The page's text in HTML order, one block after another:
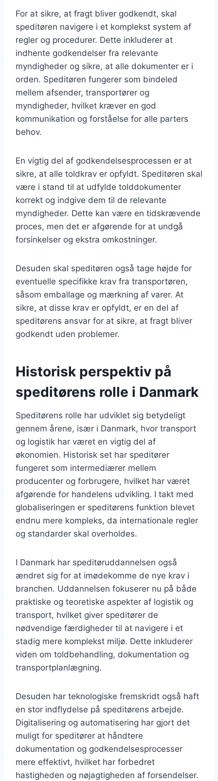
For at sikre, at fragt bliver godkendt, skal
speditøren navigere i et komplekst system af
regler og procedurer. Dette inkluderer at
indhente godkendelser fra relevante
myndigheder og sikre, at alle dokumenter er i
orden. Speditøren fungerer som bindeled
mellem afsender, transportører og
myndigheder, hvilket kræver en god
kommunikation og forståelse for alle parters
behov.
En vigtig del af godkendelsesprocessen er at
sikre, at alle toldkrav er opfyldt. Speditøren skal
være i stand til at udfylde tolddokumenter
korrekt og indgive dem til de relevante
myndigheder. Dette kan være en tidskrævende
proces, men det er afgørende for at undgå
forsinkelser og ekstra omkostninger.
Desuden skal speditøren også tage højde for
eventuelle specifikke krav fra transportøren,
såsom emballage og mærkning af varer. At
sikre, at disse krav er opfyldt, er en del af
speditørens ansvar for at sikre, at fragt bliver
godkendt uden problemer.
Historisk perspektiv på
speditørens rolle i Danmark
Speditørens rolle har udviklet sig betydeligt
gennem årene, især i Danmark, hvor transport
og logistik har været en vigtig del af
økonomien. Historisk set har speditører
fungeret som intermediærer mellem
producenter og forbrugere, hvilket har været
afgørende for handelens udvikling. I takt med
globaliseringen er speditørens funktion blevet
endnu mere kompleks, da internationale regler
og standarder skal overholdes.
I Danmark har speditøruddannelsen også
ændret sig for at imødekomme de nye krav i
branchen. Uddannelsen fokuserer nu på både
praktiske og teoretiske aspekter af logistik og
transport, hvilket giver speditører de
nødvendige færdigheder til at navigere i et
stadig mere komplekst miljø. Dette inkluderer
viden om toldbehandling, dokumentation og
transportplanlægning.
Desuden har teknologiske fremskridt også haft
en stor indflydelse på speditørens arbejde.
Digitalisering og automatisering har gjort det
muligt for speditører at håndtere
dokumentation og godkendelsesprocesser
mere effektivt, hvilket har forbedret
hastigheden og nøjagtigheden af forsendelser.